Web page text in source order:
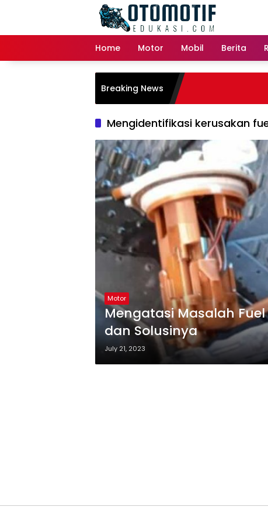
Home Motor Mobil Berita
Breaking News
Mengidentifikasi kerusakan
Motor
Mengatasi Masalah
dan Solusinya
July 21, 2023